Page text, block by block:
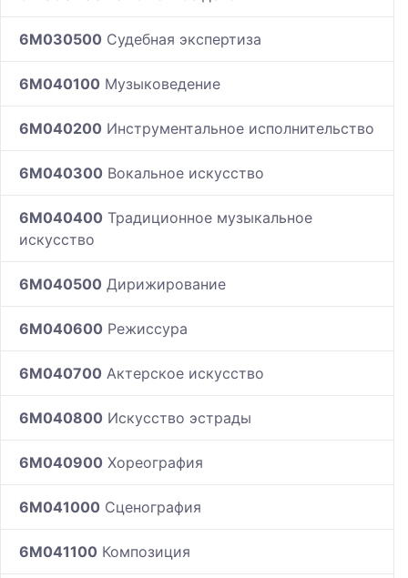
6M030500 Судебная экспертиза
6M040100 Музыковедение
6M040200 Инструментальное исполнительство
6M040300 Вокальное искусство
6M040400 Традиционное музыкальное
искусство
6M040500 Дирижирование
6M040600 Режиссура
6M040700 Актерское искусство
6M040800 Искусство эстрады
6M040900 Хореография
6M041000 Сценография
6M041100 Композиция